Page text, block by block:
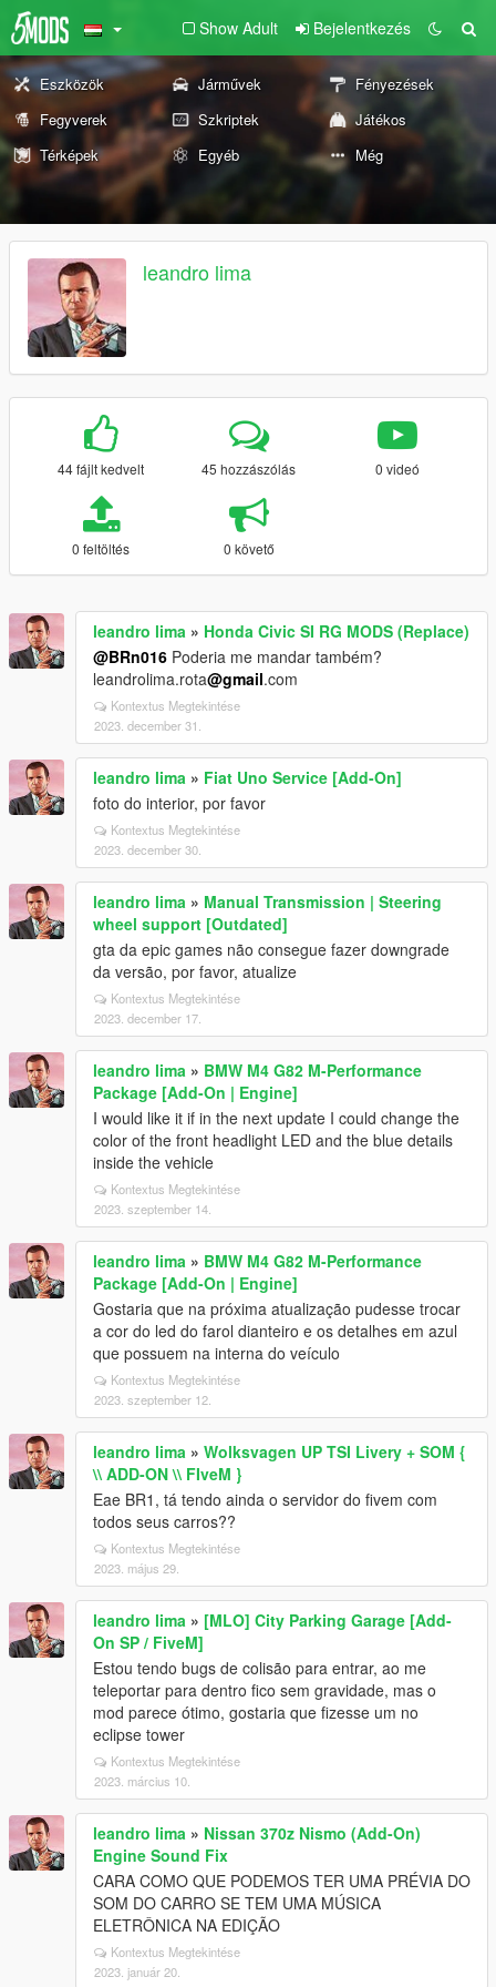
Show Adult Bejelentkezés
Eszközök Járművek
Fényezések
Fegyverek
Szkriptek
Játékos
Térképek
Egyéb Még
leandro lima
44 fájlt kedvelt 45 hozzászólás 0 videó
0 feltöltés 0 követő
leandro lima » Honda Civic SI RG MODS (Replace)
@BRn016 Poderia me mandar também?
leandrolima.rota@gmail.com
Kontextus Megtekintése
2023. december 31.
leandro lima » Fiat Uno Service [Add-On]
foto do interior, por favor
Kontextus Megtekintése
2023. december 30.
leandro lima » Manual Transmission | Steering
wheel support [Outdated]
gta da epic games não consegue fazer downgrade
da versão, por favor, atualize
Kontextus Megtekintése
2023. december 17.
leandro lima » BMW M4 G82 M-Performance
Package [Add-On | Engine]
I would like it if in the next update I could change the
color of the front headlight LED and the blue details
inside the vehicle
Kontextus Megtekintése
2023. szeptember 14.
leandro lima » BMW M4 G82 M-Performance
Package [Add-On | Engine]
Gostaria que na próxima atualização pudesse trocar
a cor do led do farol dianteiro e os detalhes em azul
que possuem na interna do veículo
Kontextus Megtekintése
2023. szeptember 12.
leandro lima » Wolksvagen UP TSI Livery + SOM {
\\ ADD-ON \\ FIveM }
Eae BR1, tá tendo ainda o servidor do fivem com
todos seus carros??
Kontextus Megtekintése
2023. május 29.
leandro lima » [MLO] City Parking Garage [Add-
On SP / FiveM]
Estou tendo bugs de colisão para entrar, ao me
teleportar para dentro fico sem gravidade, mas o
mod parece ótimo, gostaria que fizesse um no
eclipse tower
Kontextus Megtekintése
2023. március 10.
leandro lima » Nissan 370z Nismo (Add-On)
Engine Sound Fix
CARA COMO QUE PODEMOS TER UMA PRÉVIA DO
SOM DO CARRO SE TEM UMA MÚSICA
ELETRÔNICA NA EDIÇÃO
Kontextus Megtekintése
2023. január 20.